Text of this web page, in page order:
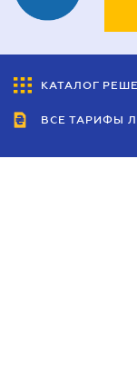
КАТАЛОГ
ВСЕ ТАРИФЫ